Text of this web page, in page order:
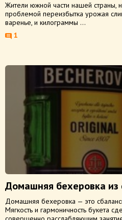
Жители южной части нашей страны,
проблемой переизбытка урожая
варенье, и килограммы ...
1
Домашняя бехеровка из
Домашняя бехеровка — это
Мягкость и гармоничность букета